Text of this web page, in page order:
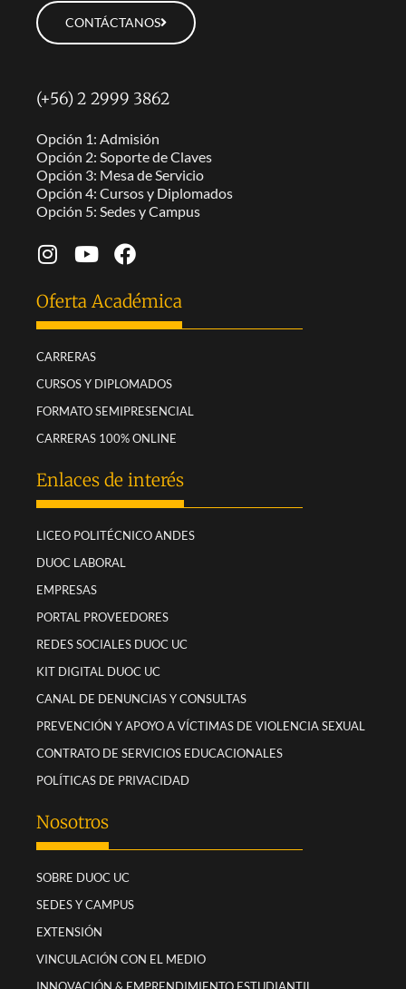
CONTÁCTANOS
(+56) 2 2999 3862
Opción 1: Admisión
Opción 2: Soporte de Claves
Opción 3: Mesa de Servicio
Opción 4: Cursos y Diplomados
Opción 5: Sedes y Campus
Oferta Académica
CARRERAS
CURSOS Y DIPLOMADOS
FORMATO SEMIPRESENCIAL
CARRERAS 100% ONLINE
Enlaces de interés
LICEO POLITÉCNICO ANDES
DUOC LABORAL
EMPRESAS
PORTAL PROVEEDORES
REDES SOCIALES DUOC UC
KIT DIGITAL DUOC UC
CANAL DE DENUNCIAS Y CONSULTAS
PREVENCIÓN Y APOYO A VÍCTIMAS DE VIOLENCIA SEXUAL
CONTRATO DE SERVICIOS EDUCACIONALES
POLÍTICAS DE PRIVACIDAD
Nosotros
SOBRE DUOC UC
SEDES Y CAMPUS
EXTENSIÓN
VINCULACIÓN CON EL MEDIO